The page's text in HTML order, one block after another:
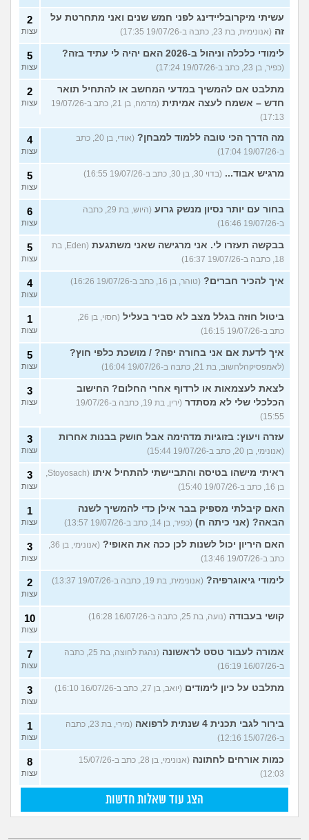
עשיתי מיקרובליידינג לפני חמש שנים ואני מתחרטת על
זה (אנונימית, בת 23, כתבה ב-19/07/26 17:35)
2
עצות
לימודי כלכלה וניהול ב-2026 האם יהיה לי עתיד בזה?
(כפיר, בן 23, כתב ב-19/07/26 17:24)
5
עצות
מתלבט אם להמשיך במדעי המחשב או להתחיל תואר
חדש – אשמח לעצה אמיתית
(מדמח, בן 21, כתב ב-19/07/26
17:13)
2
עצות
מה הדרך הכי טובה ללמוד למבחן?
(אודי, בן 20, כתב
ב-19/07/26 17:04)
4
עצות
מרגיש אבוד... (בדוי 30, בן 30, כתב ב-19/07/26 16:55) 5
עצות
בחור עם יותר נסיון מנשק גרוע
(היוש, בת 29, כתבה
ב-19/07/26 16:46)
6
עצות
בבקשה תעזרו לי. אני מרגישה שאני משתגעת
(Eden, בת
18, כתבה ב-19/07/26 16:37)
5
עצות
איך להכיר חברים? (טוהר, בן 16, כתב ב-19/07/26 16:26) 4
עצות
ביטול חוזה בגלל מצב לא סביר בעליל
כתב ב-19/07/26 16:15)
1
עצות
איך לדעת אם אני בחורה יפה? / מושכת כלפי חוץ?
(לאמפסיקהלחשוב, בת 21, כתבה ב-19/07/26 16:04)
5
עצות
לצאת לעצמאות או לרדוף אחרי החלום? החישוב
הכלכלי שלי לא מסתדר
(ירין, בת 19, כתבה ב-19/07/26
15:55)
3
עצות
עזרה ויעוץ: בזוגיות מדהימה אבל חושק בבנות אחרות
(אנונימי, בן 20, כתב ב-19/07/26 15:44)
3
עצות
ראיתי מישהו בטיסה והתביישתי להתחיל איתו
בן 16, כתב ב-19/07/26 15:40)
3
עצות
האם קיבלתי מספיק בבר אילן כדי להמשיך לשנה
הבאה? (אני כיתה ח) (כפיר, בן 14, כתב ב-19/07/26 13:57)
1
עצות
האם היריון יכול לשנות לכן ככה את האופי?
כתב ב-19/07/26 13:46)
3
עצות
לימודי גיאוגרפיה? (אנונימית, בת 19, כתבה ב-19/07/26 13:37) 2
עצות
קושי בעבודה (נועה, בת 25, כתבה ב-16/07/26 16:28) 10
עצות
אמורה לעבור טסט לראשונה
(נהגת לחוצה, בת 25, כתבה
ב-16/07/26 16:19)
7
עצות
מתלבט על כיון לימודים (יואב, בן 27, כתב ב-16/07/26 16:10) 3
עצות
בירור לגבי תכנית 4 שנתית לרפואה
(מירי, בת 23, כתבה
ב-15/07/26 12:16)
1
עצות
כמות אורחים לחתונה
(אנונימי, בן 28, כתב ב-15/07/26
12:03)
8
עצות
הצג עוד שאלות חדשות